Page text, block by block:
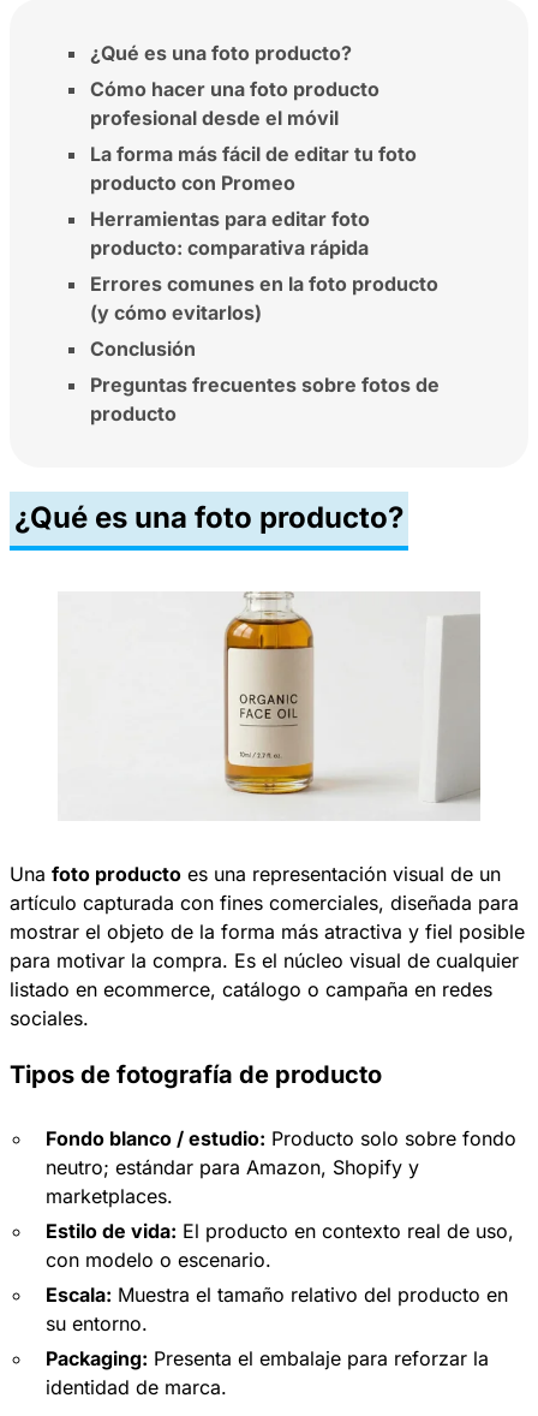
¿Qué es una foto producto?
Cómo hacer una foto producto
profesional desde el móvil
La forma más fácil de editar tu foto
producto con Promeo
Herramientas para editar foto
producto: comparativa rápida
Errores comunes en la foto producto
(y cómo evitarlos)
Conclusión
Preguntas frecuentes sobre fotos de
producto
¿Qué es una foto producto?
Una foto producto es una representación visual de un
artículo capturada con fines comerciales, diseñada para
mostrar el objeto de la forma más atractiva y fiel posible
para motivar la compra. Es el núcleo visual de cualquier
listado en ecommerce, catálogo o campaña en redes
sociales.​
Tipos de fotografía de producto
Fondo blanco / estudio: Producto solo sobre fondo
neutro; estándar para Amazon, Shopify y
marketplaces.
Estilo de vida: El producto en contexto real de uso,
con modelo o escenario.​
Escala: Muestra el tamaño relativo del producto en
su entorno.
Packaging: Presenta el embalaje para reforzar la
identidad de marca.​